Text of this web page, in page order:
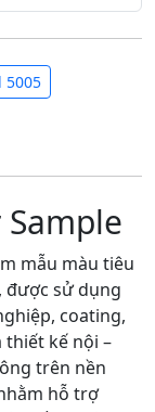
5005
Sample
mẫu màu tiêu
được sử dụng
coating,
thiết kế nội –
trên nền
hỗ trợ